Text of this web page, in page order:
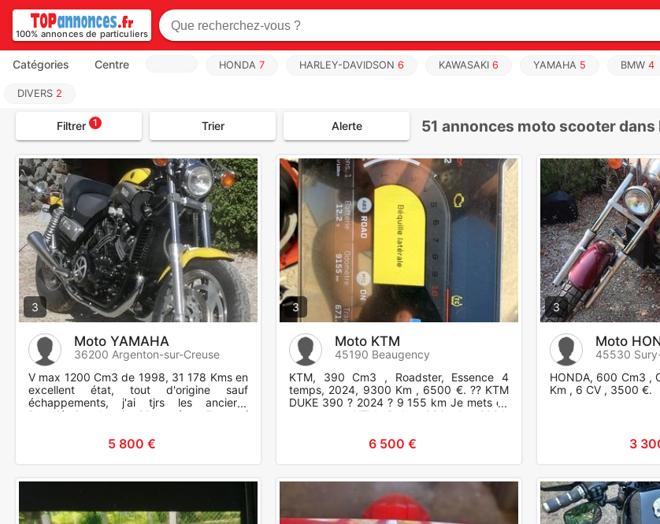
100% annonces de particuliers
Catégories Centre HONDA 7 HARLEY-DAVIDSON 6 KAWASAKI 6 YAMAHA 5 BMW 4
DIVERS 2
Filtrer 1 Trier Alerte 51 annonces moto scooter dans
3
Moto YAMAHA
36200 Argenton-sur-Creuse
V max 1200 Cm3 de 1998, 31 178 Kms en
excellent état, tout d'origine sauf
échappements, j'ai tjrs les anciens.
Propriétaire depuis 22 années. En neuf
5 800 €
3
Moto KTM
45190 Beaugency
KTM, 390 Cm3 , Roadster, Essence 4
temps, 2024, 9300 Km , 6500 €. ?? KTM
DUKE 390 ? 2024 ? 9 155 km Je mets en
vente ma KTM Duke 390 de 2024,
6 500 €
3
Moto
45530
HONDA, 600 Cm3 ,
Km , 6 CV , 3500 €.
3